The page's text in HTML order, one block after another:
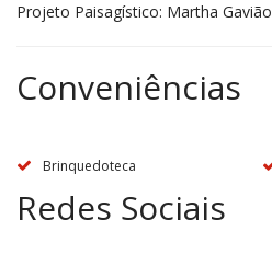
Projeto Paisagístico: Martha Gavião
Conveniências
Brinquedoteca
Redes Sociais